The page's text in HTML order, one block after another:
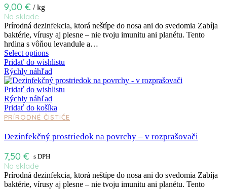
9,00 € / kg
Na sklade
Prírodná dezinfekcia, ktorá neštípe do nosa ani do svedomia Zabíja
baktérie, vírusy aj plesne – nie tvoju imunitu ani planétu. Tento
hrdina s vôňou levandule a…
Select options
Pridať do wishlistu
Rýchly náhľad
Pridať do wishlistu
Rýchly náhľad
Pridať do košíka
PRÍRODNÉ ČISTIČE
Dezinfekčný prostriedok na povrchy – v rozprašovači
7,50 € s DPH
Na sklade
Prírodná dezinfekcia, ktorá neštípe do nosa ani do svedomia Zabíja
baktérie, vírusy aj plesne – nie tvoju imunitu ani planétu. Tento